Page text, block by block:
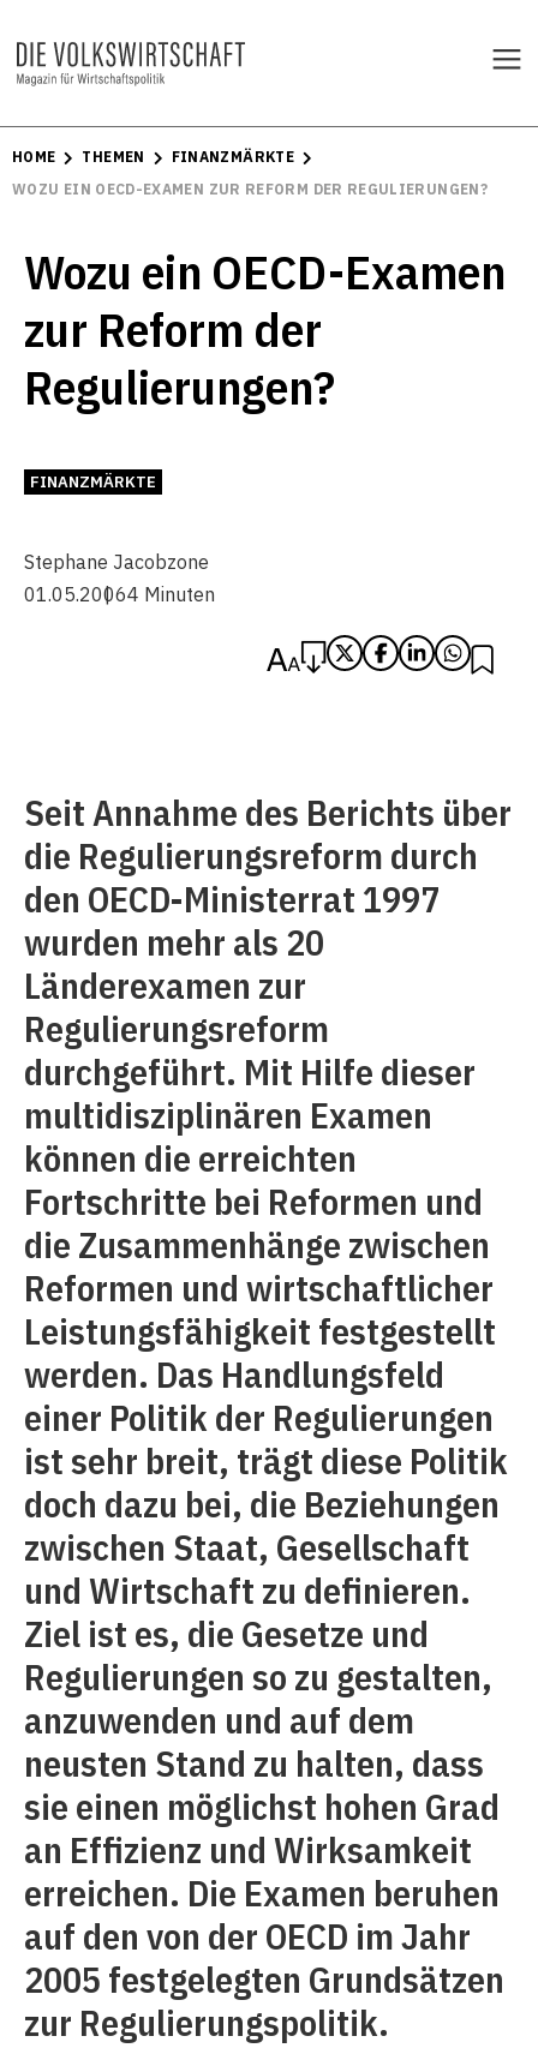
HOME THEMEN
FINANZMÄRKTE
WOZU EIN OECD-EXAMEN ZUR REFORM DER REGULIERUNGEN?
Wozu ein OECD-Examen
zur Reform der
Regulierungen?
FINANZMÄRKTE
Stephane Jacobzone
01.05.20064 Minuten
Seit Annahme des Berichts über
die Regulierungsreform durch
den OECD-Ministerrat 1997
wurden mehr als 20
Länderexamen zur
Regulierungsreform
durchgeführt. Mit Hilfe dieser
multidisziplinären Examen
können die erreichten
Fortschritte bei Reformen und
die Zusammenhänge zwischen
Reformen und wirtschaftlicher
Leistungsfähigkeit festgestellt
werden. Das Handlungsfeld
einer Politik der Regulierungen
ist sehr breit, trägt diese Politik
doch dazu bei, die Beziehungen
zwischen Staat, Gesellschaft
und Wirtschaft zu definieren.
Ziel ist es, die Gesetze und
Regulierungen so zu gestalten,
anzuwenden und auf dem
neusten Stand zu halten, dass
sie einen möglichst hohen Grad
an Effizienz und Wirksamkeit
erreichen. Die Examen beruhen
auf den von der OECD im Jahr
2005 festgelegten Grundsätzen
zur Regulierungspolitik.